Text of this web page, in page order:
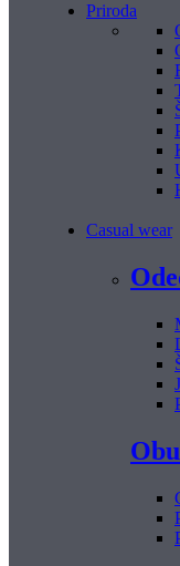
Priroda
Casual wear